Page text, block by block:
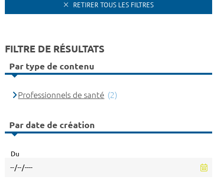
RETIRER TOUS LES FILTRES
FILTRE DE RÉSULTATS
Par type de contenu
Professionnels de santé (2)
Par date de création
Du